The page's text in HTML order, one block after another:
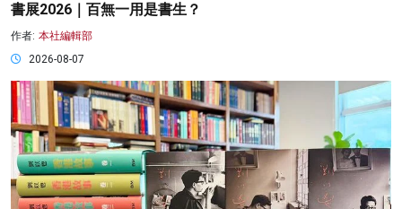
書展2026｜百無一用是書生？
作者: 本社編輯部
2026-08-07